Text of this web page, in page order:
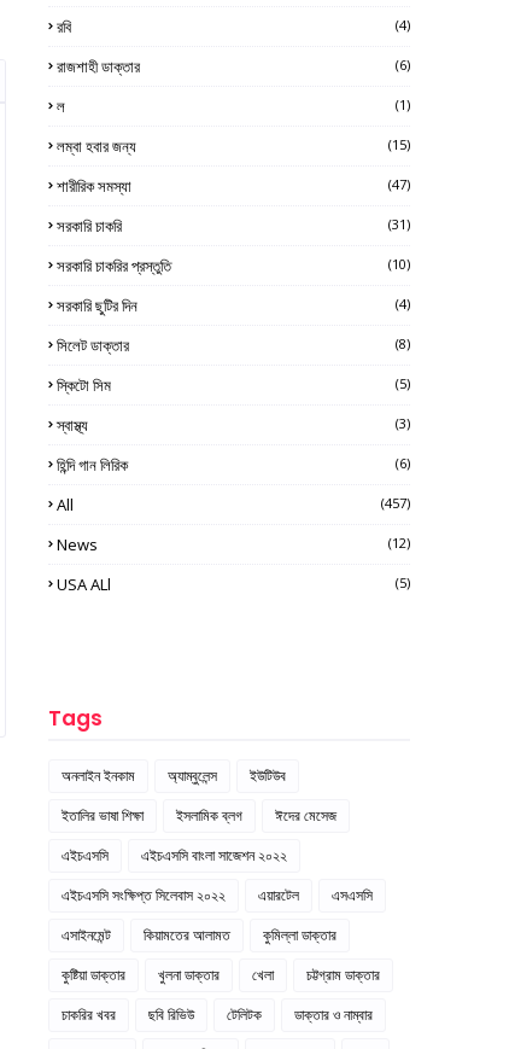
রবি (4)
রাজশাহী ডাক্তার (6)
ল (1)
লম্বা হবার জন্য (15)
শারীরিক সমস্যা (47)
সরকারি চাকরি (31)
সরকারি চাকরির প্রস্তুতি (10)
সরকারি ছুটির দিন (4)
সিলেট ডাক্তার (8)
স্কিটো সিম (5)
স্বাস্থ্য (3)
হিন্দি গান লিরিক (6)
All (457)
News (12)
USA ALl (5)
Tags
অনলাইন ইনকাম অ্যাম্বুলেন্স
ইউটিউব
ইতালির ভাষা শিক্ষা
ইসলামিক ব্লগ
ঈদের মেসেজ
এইচএসসি
এইচএসসি বাংলা সাজেশন ২০২২
এইচএসসি সংক্ষিপ্ত সিলেবাস ২০২২
এয়ারটেল
এসএসসি
এসাইনমেন্ট
কিয়ামতের আলামত
কুমিল্লা ডাক্তার
কুষ্টিয়া ডাক্তার
খুলনা ডাক্তার খেলা
চট্টগ্রাম ডাক্তার
চাকরির খবর
ছবি রিভিউ টেলিটক
ডাক্তার ও নাম্বার